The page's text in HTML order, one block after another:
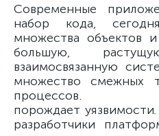
Современные
набор кода,
множества объектов
большую,
взаимосвязанную
множество смежных
порождает уязвимости.
разработчики